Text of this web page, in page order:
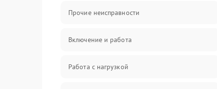
Прочие неисправности
Включение и работа
Работа с нагрузкой